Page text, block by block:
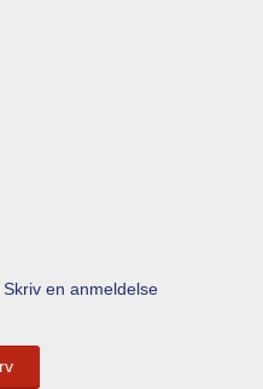
Skriv en anmeldelse